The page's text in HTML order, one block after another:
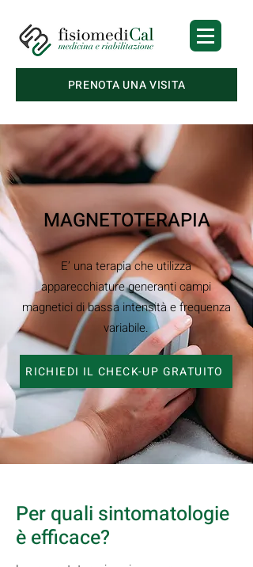
PRENOTA UNA VISITA
MAGNETOTERAPIA
E’ una terapia che utilizza
apparecchiature generanti campi
magnetici di bassa intensità e frequenza
variabile.
RICHIEDI IL CHECK-UP GRATUITO
Per quali sintomatologie
è efficace?